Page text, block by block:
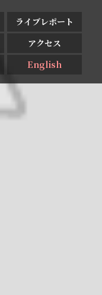
ライブレポート
アクセス
English